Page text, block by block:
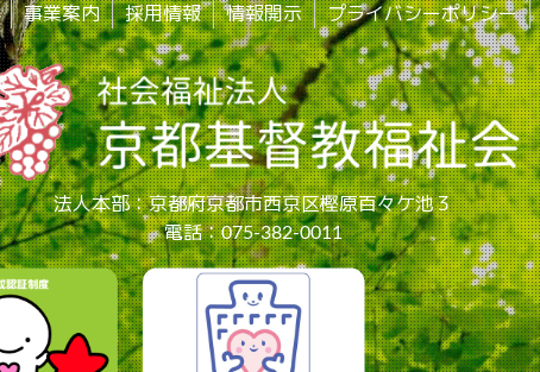
事業案内 採用情報 情報開示 プライバシーポリシー
法人本部：京都府京都市西京区樫原百々ケ池３
電話：075-382-0011